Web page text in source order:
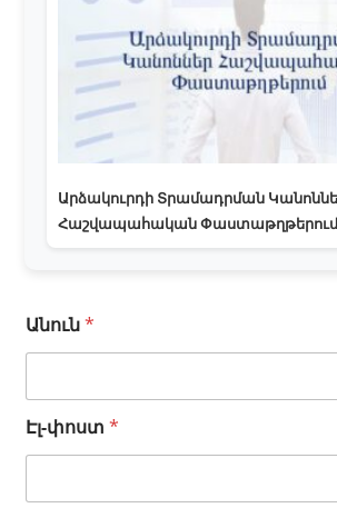
Արձակուրդի Տրամադրման
Հաշվապահական
Անուն*
Էլ-փոստ*